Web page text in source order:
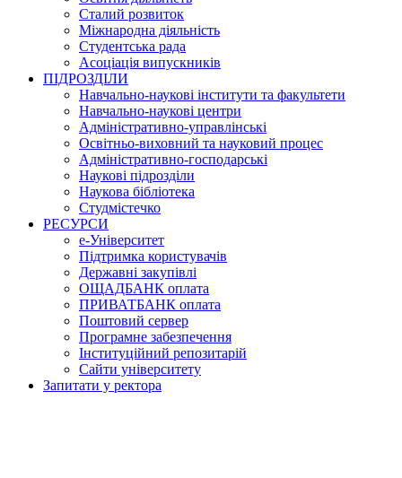
Сталий розвиток
Міжнародна діяльність
Студентська рада
Асоціація випускників
ПІДРОЗДІЛИ
Навчально-наукові інститути та факультети
Навчально-наукові центри
Адміністративно-управлінські
Освітньо-виховний та науковий процес
Адміністративно-господарські
Наукові підрозділи
Наукова бібліотека
Студмістечко
РЕСУРСИ
е-Університет
Підтримка користувачів
Державні закупівлі
ОЩАДБАНК оплата
ПРИВАТБАНК оплата
Поштовий сервер
Програмне забезпечення
Інституційний репозитарій
Сайти університету
Запитати у ректора